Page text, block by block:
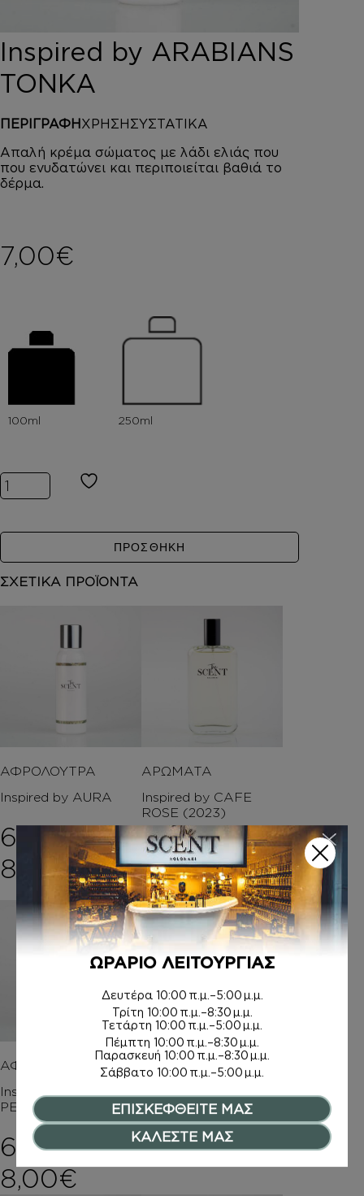
HOROMIA
SPECIAL OFFERS
ΚΑΛΑΘΙ
Inspired by ARABIANS
TONKA
ΠΕΡΙΓΡΑΦΗ ΧΡΗΣΗ ΣΥΣΤΑΤΙΚΑ
Απαλή κρέμα σώματος με λάδι ελιάς που
που ενυδατώνει και περιποιείται βαθιά το
δέρμα.
7,00€
Inspired by ARABIANS TONKA ποσότητα
ΠΡΟΣΘΗΚΗ
ΣΧΕΤΙΚΑ ΠΡΟΪΟΝΤΑ
ΑΦΡΟΛΟΥΤΡΑ
Inspired by AURA
6,00€ –
8,00€Price range: 6,00€
ΑΡΩΜΑΤΑ
Inspired by CAFE
ROSE (2023)
8,00€ –
20,00€Price
ΑΦΡΟΛΟΥΤΡΑ
Inspired by FLEUR DE
PEAU
6,00€ –
8,00€
HAIR MIST
Inspired by FLEUR DE
PEAU
11,00€
ΩΡΑΡΙΟ ΛΕΙΤΟΥΡΓΙΑΣ
Δευτέρα 10:00 π.μ.–5:00 μ.μ.
Τρίτη 10:00 π.μ.–8:30 μ.μ.
Τετάρτη 10:00 π.μ.–5:00 μ.μ.
Πέμπτη 10:00 π.μ.–8:30 μ.μ.
Παρασκευή 10:00 π.μ.–8:30 μ.μ.
Σάββατο 10:00 π.μ.–5:00 μ.μ.
ΕΠΙΣΚΕΦΘΕΙΤΕ ΜΑΣ
ΚΑΛΕΣΤΕ ΜΑΣ